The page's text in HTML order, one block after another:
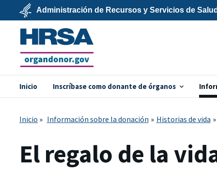
main
contentU.S.
Department
of
Health
Human
Services
Administración de Recursos y Servicios de
organdonor.gov
Inicio Inscríbase como donante de órganos
Inicio Información sobre la donación Historias de vida
El regalo de la